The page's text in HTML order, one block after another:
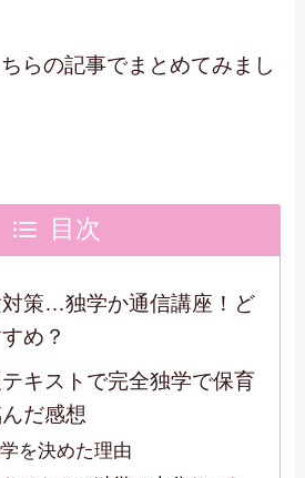
らの記事でまとめてみまし
目次
策…独学か通信講座！ど
め？
キストで完全独学で保育
だ感想
を決めた理由